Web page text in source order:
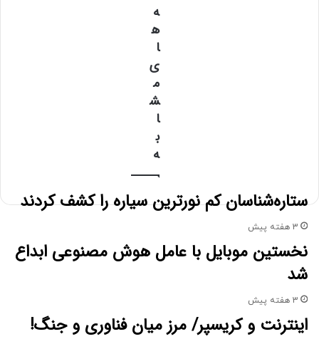
ه
ه
ا
ی
م
ش
ا
ب
ه
ستاره‌شناسان کم نورترین سیاره را کشف کردند
3 هفته پیش
نخستین موبایل با عامل هوش مصنوعی ابداع
شد
3 هفته پیش
اینترنت و کریسپر/ مرز میان فناوری و جنگ!